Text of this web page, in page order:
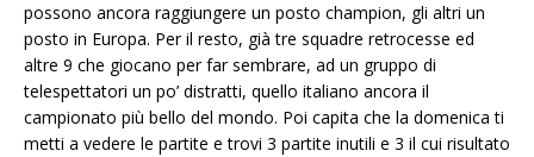
possono ancora raggiungere un posto champion, gli altri un
posto in Europa. Per il resto, già tre squadre retrocesse ed
altre 9 che giocano per far sembrare, ad un gruppo di
telespettatori un po’ distratti, quello italiano ancora il
campionato più bello del mondo. Poi capita che la domenica ti
metti a vedere le partite e trovi 3 partite inutili e 3 il cui risultato